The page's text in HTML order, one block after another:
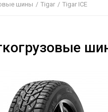
шины / Tigar / Tigar ICE